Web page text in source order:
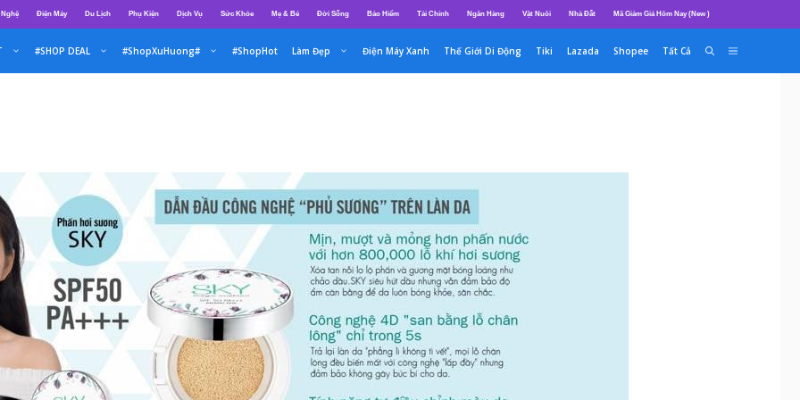
Điện Máy Du Lịch Phụ Kiện Dịch Vụ Sức Khỏe Mẹ & Bé Đời Sống Bảo Hiểm Tài Chính Ngân Hàng Vật Nuôi Nhà Đất Mã Giảm Giá Hôm Nay (New )
#SHOP DEAL #ShopXuHuong# #ShopHot Làm Đẹp Điện Máy Xanh Thế Giới Di Động Tiki Lazada Shopee Tất Cả